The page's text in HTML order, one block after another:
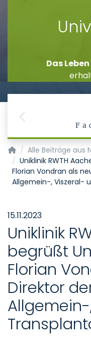
Das
Previous
Startseite
Alle Beiträge aus
Uniklinik RWTH
Florian Vondran als
Allgemein-, Viszeral-
15.11.2023
Uniklinik
begrüßt
Florian
Direktor